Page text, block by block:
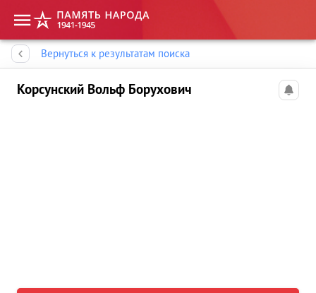
Вернуться к результатам поиска
Корсунский Вольф Борухович
Память народа